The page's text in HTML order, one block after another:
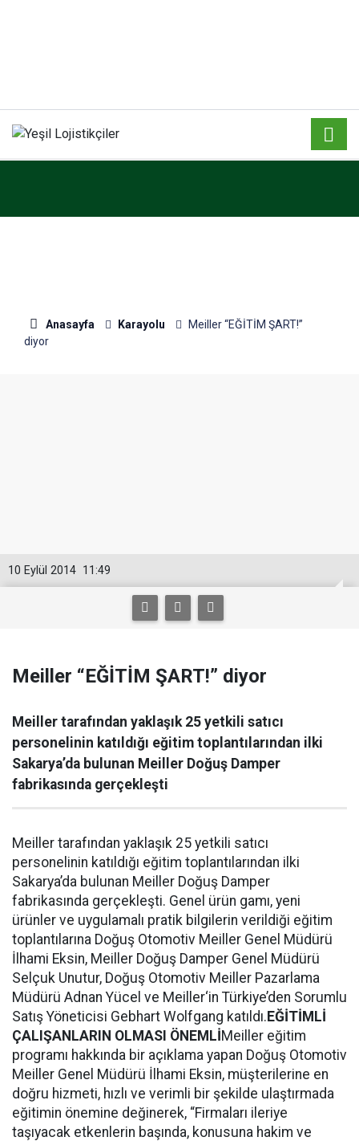
Anasayfa Karayolu
Meiller “EĞİTİM ŞART!”
diyor
11:49
10 Eylül 2014
Meiller “EĞİTİM ŞART!” diyor
Meiller tarafından yaklaşık 25 yetkili satıcı
personelinin katıldığı eğitim toplantılarından ilki
Sakarya’da bulunan Meiller Doğuş Damper
fabrikasında gerçekleşti
Meiller tarafından yaklaşık 25 yetkili satıcı
personelinin katıldığı eğitim toplantılarından ilki
Sakarya’da bulunan Meiller Doğuş Damper
fabrikasında gerçekleşti. Genel ürün gamı, yeni
ürünler ve uygulamalı pratik bilgilerin verildiği eğitim
toplantılarına Doğuş Otomotiv Meiller Genel Müdürü
İlhami Eksin, Meiller Doğuş Damper Genel Müdürü
Selçuk Unutur, Doğuş Otomotiv Meiller Pazarlama
Müdürü Adnan Yücel ve Meiller‘in Türkiye’den Sorumlu
Satış Yöneticisi Gebhart Wolfgang katıldı. EĞİTİMLİ
ÇALIŞANLARIN OLMASI ÖNEMLİMeiller eğitim
programı hakkında bir açıklama yapan Doğuş Otomotiv
Meiller Genel Müdürü İlhami Eksin, müşterilerine en
doğru hizmeti, hızlı ve verimli bir şekilde ulaştırmada
eğitimin önemine değinerek, “Firmaları ileriye
taşıyacak etkenlerin başında, konusuna hakim ve